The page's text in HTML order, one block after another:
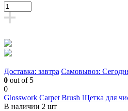
Доставка: завтра Самовывоз:
0 out of 5
0
Glosswork Carpet Brush Щетка для
В наличии 2 шт